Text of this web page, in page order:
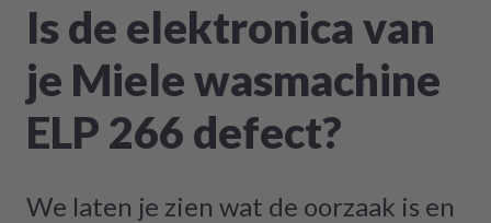
Is de elektronica van
je Miele wasmachine
ELP 266 defect?
We laten je zien wat de oorzaak is en